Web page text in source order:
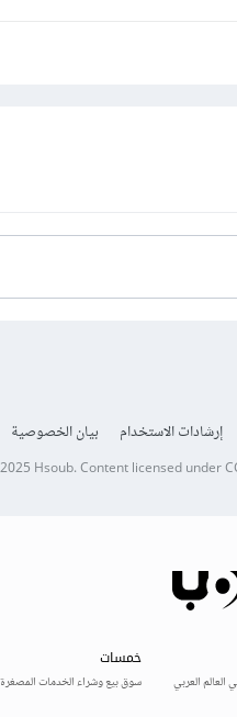
إرشادات الاستخدام بيان الخصوصية
Hsoub.Content licensed under